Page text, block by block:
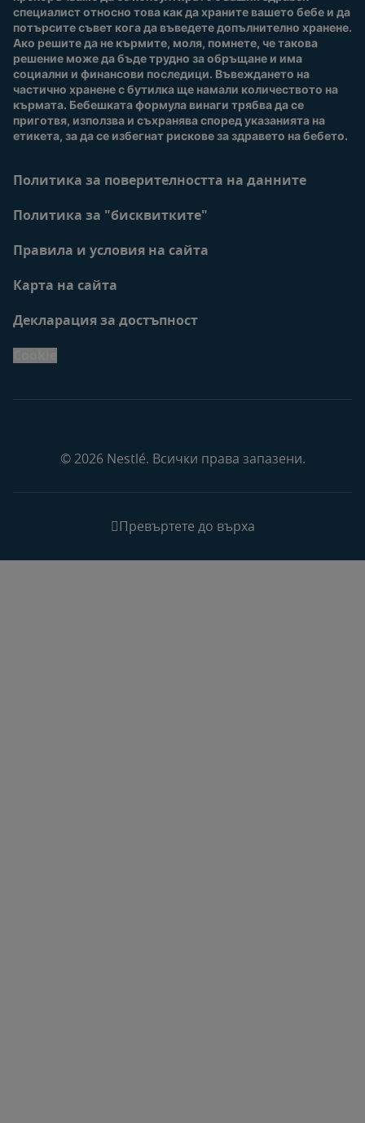
Безплатно тестване
специалист относно това как да храните вашето бебе и да
потърсите съвет кога да въведете допълнително хранене.
Ако решите да не кърмите, моля, помнете, че такова
решение може да бъде трудно за обръщане и има
социални и финансови последици. Въвеждането на
частично хранене с бутилка ще намали количеството на
кърмата. Бебешката формула винаги трябва да се
приготвя, използва и съхранява според указанията на
етикета, за да се избегнат рискове за здравето на бебето.
Политика за поверителността на данните
Политика за "бисквитките"
Правила и условия на сайта
Карта на сайта
Декларация за достъпност
© 2026 Nestlé. Всички права запазени.
Превъртете до върха